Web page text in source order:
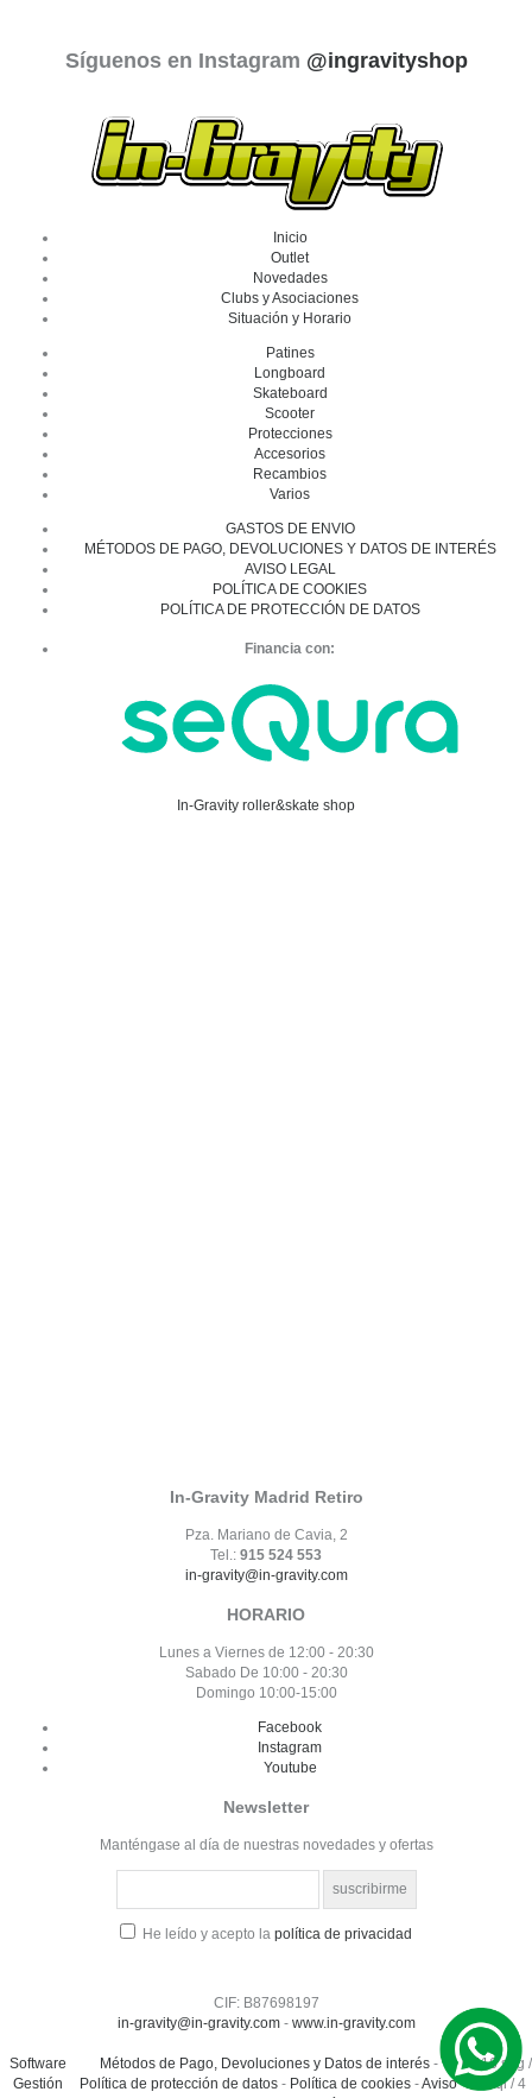
Síguenos en Instagram @ingravityshop
Inicio
Outlet
Novedades
Clubs y Asociaciones
Situación y Horario
Patines
Longboard
Skateboard
Scooter
Protecciones
Accesorios
Recambios
Varios
GASTOS DE ENVIO
MÉTODOS DE PAGO, DEVOLUCIONES Y DATOS DE INTERÉS
AVISO LEGAL
POLÍTICA DE COOKIES
POLÍTICA DE PROTECCIÓN DE DATOS
Financia con:
In-Gravity roller&skate shop
In-Gravity Madrid Retiro
Pza. Mariano de Cavia, 2
Tel.: 915 524 553
in-gravity@in-gravity.com
HORARIO
Lunes a Viernes de 12:00 - 20:30
Sabado De 10:00 - 20:30
Domingo 10:00-15:00
Facebook
Instagram
Youtube
Newsletter
Manténgase al día de nuestras novedades y ofertas
He leído y acepto la política de privacidad
CIF: B87698197
in-gravity@in-gravity.com- www.in-gravity.com
Software
Gestión
Métodos de Pago, Devoluciones y Datos de interés-
Política de protección de datos - Política de cookies -Aviso
0.116 seg /
68 sql/ 4